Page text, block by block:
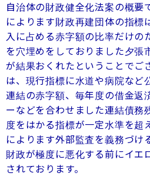
自治体の財政健全化法案の概要
によります財政再建団体の指標
入に占める赤字額の比率だけの
を穴埋めをしておりました夕張
が結果おくれたということでご
は、現行指標に水道や病院など
連結の赤字額、毎年度の借金返
ーなどを合わせました連結債務
度をはかる指標が一定水準を超
によります外部監査を義務づけ
財政が極度に悪化する前にイエ
されております。